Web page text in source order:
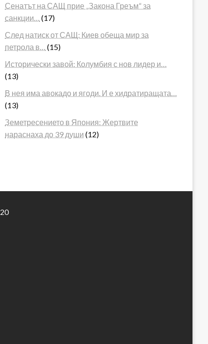
Сенатът на САЩ прие „Закона Греъм“ за
санкции…
(17)
След натиск от САЩ: Киев обеща мир за
петрола в…
(15)
Исторически завой: Колумбия с нов лидер и…
(13)
В нея има авокадо и ягоди. И е хидратиращата…
(13)
Земетресението в Япония: Жертвите
нараснаха до 39 души (12)
20